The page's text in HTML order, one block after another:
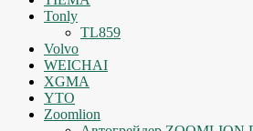
Tonly
TL859
Volvo
WEICHAI
XGMA
YTO
Zoomlion